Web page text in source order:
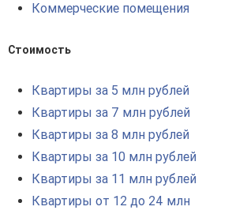
Коммерческие помещения
Стоимость
Квартиры за 5 млн рублей
Квартиры за 7 млн рублей
Квартиры за 8 млн рублей
Квартиры за 10 млн рублей
Квартиры за 11 млн рублей
Квартиры от 12 до 24 млн